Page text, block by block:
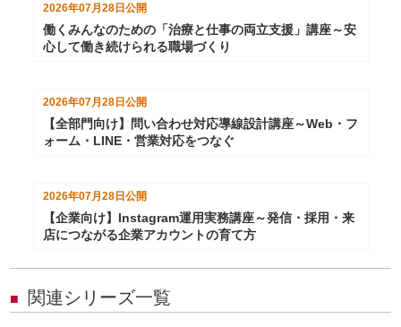
2026年07月28日公開
働くみんなのための「治療と仕事の両立支援」講座～安
心して働き続けられる職場づくり
2026年07月28日公開
【全部門向け】問い合わせ対応導線設計講座～Web・フ
ォーム・LINE・営業対応をつなぐ
2026年07月28日公開
【企業向け】Instagram運用実務講座～発信・採用・来
店につながる企業アカウントの育て方
■ 関連シリーズ一覧